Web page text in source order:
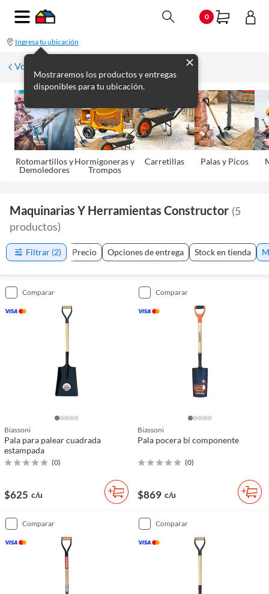
0
Ingresa tu ubicación
Mostraremos los productos y entregas
disponibles para tu ubicación.
Volver
Rotomartillos y
Demoledores
Hormigoneras y
Trompos
Carretillas Palas y Picos
Maquinarias Y Herramientas Constructor (5
productos)
Filtrar (2) Precio Opciones de entrega Stock en tienda
comparar
Biassoni
Pala para palear cuadrada
estampada
(0)
$625 c/u
comparar
Biassoni
Pala pocera bi componente
(0)
$869 c/u
comparar comparar